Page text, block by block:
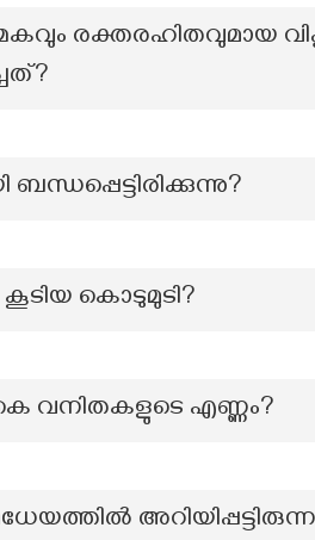
രക്തരഹിതവുമായ
കൊടുമുടി?
വനിതകളുടെ എണ്ണം?